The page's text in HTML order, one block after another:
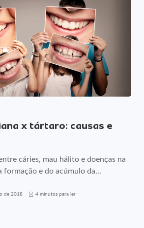
x tártaro: causas e
cáries, mau hálito e doenças na
formação e do acúmulo da...
de 2018 4 minutos para ler